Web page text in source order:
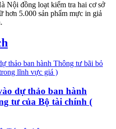
Nội đồng loạt kiểm tra hai cơ sở
hơn 5.000 sản phẩm mực in giả
dự thảo ban hành
tư của Bộ tài chính (